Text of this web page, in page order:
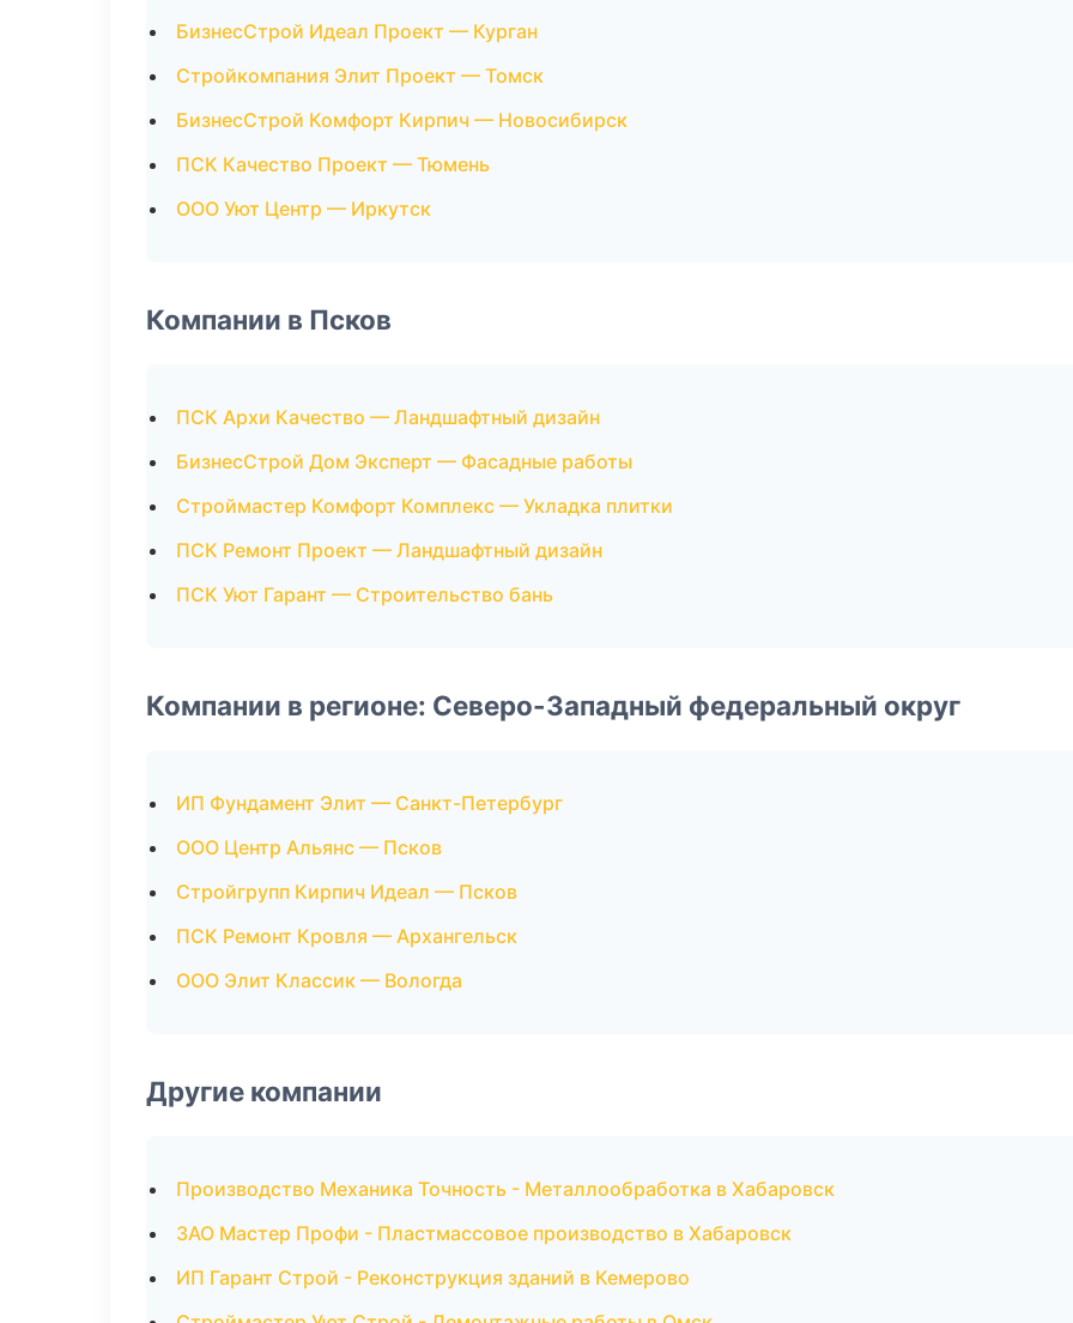
БизнесСтрой Идеал Проект — Курган
Стройкомпания Элит Проект — Томск
БизнесСтрой Комфорт Кирпич — Новосибирск
ПСК Качество Проект — Тюмень
ООО Уют Центр — Иркутск
Компании в Псков
ПСК Архи Качество — Ландшафтный дизайн
БизнесСтрой Дом Эксперт — Фасадные работы
Строймастер Комфорт Комплекс — Укладка плитки
ПСК Ремонт Проект — Ландшафтный дизайн
ПСК Уют Гарант — Строительство бань
Компании в регионе: Северо-Западный федеральный округ
ИП Фундамент Элит — Санкт-Петербург
ООО Центр Альянс — Псков
Стройгрупп Кирпич Идеал — Псков
ПСК Ремонт Кровля — Архангельск
ООО Элит Классик — Вологда
Другие компании
Производство Механика Точность - Металлообработка в Хабаровск
ЗАО Мастер Профи - Пластмассовое производство в Хабаровск
ИП Гарант Строй - Реконструкция зданий в Кемерово